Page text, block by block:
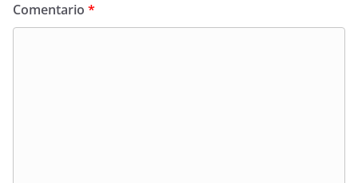
Comentario *